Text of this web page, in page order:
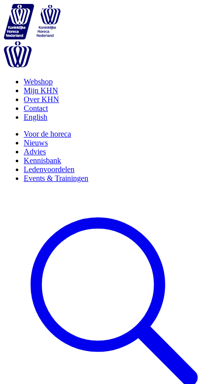
Webshop
Mijn KHN
Over KHN
Contact
English
Voor de horeca
Nieuws
Advies
Kennisbank
Ledenvoordelen
Events & Trainingen